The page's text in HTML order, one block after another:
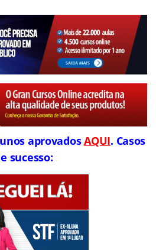
aprovadosAQUI. Casos
sucesso: